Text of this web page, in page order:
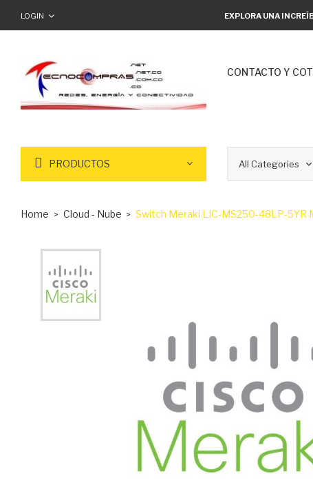
EXPLORA UNA
LOGIN
CONTACTO Y
PRODUCTOS
Home Cloud - Nube Switch Meraki LIC-MS250-48LP-5YR